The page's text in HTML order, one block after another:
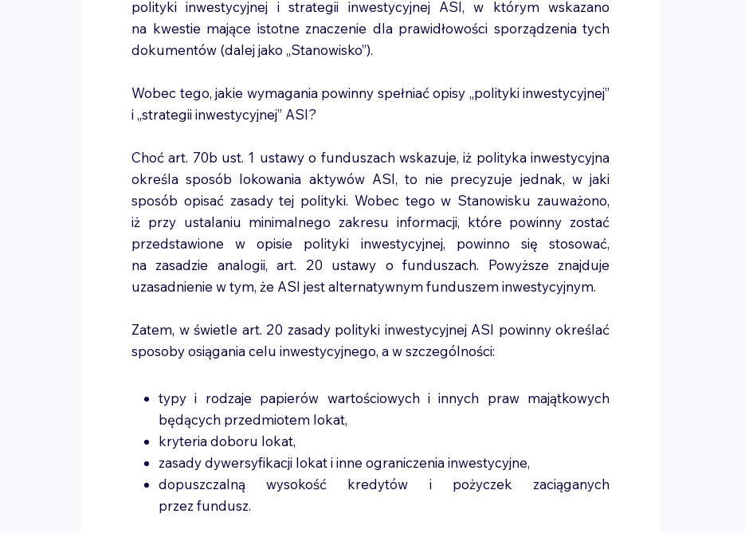
polityki inwestycyjnej i strategii inwestycyjnej ASI, w którym wskazano
na kwestie mające istotne znaczenie dla prawidłowości sporządzenia tych
dokumentów (dalej jako „Stanowisko”).
Wobec tego, jakie wymagania powinny spełniać opisy „polityki inwestycyjnej”
i „strategii inwestycyjnej” ASI?
Choć art. 70b ust. 1 ustawy o funduszach wskazuje, iż polityka inwestycyjna
określa sposób lokowania aktywów ASI, to nie precyzuje jednak, w jaki
sposób opisać zasady tej polityki. Wobec tego w Stanowisku zauważono,
iż przy ustalaniu minimalnego zakresu informacji, które powinny zostać
przedstawione w opisie polityki inwestycyjnej, powinno się stosować,
na zasadzie analogii, art. 20 ustawy o funduszach. Powyższe znajduje
uzasadnienie w tym, że ASI jest alternatywnym funduszem inwestycyjnym.
Zatem, w świetle art. 20 zasady polityki inwestycyjnej ASI powinny określać
sposoby osiągania celu inwestycyjnego, a w szczególności:
typy i rodzaje papierów wartościowych i innych praw majątkowych
będących przedmiotem lokat,
kryteria doboru lokat,
zasady dywersyfikacji lokat i inne ograniczenia inwestycyjne,
dopuszczalną wysokość kredytów i pożyczek zaciąganych
przez fundusz.